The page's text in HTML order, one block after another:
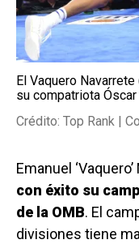
El Vaquero
su compatriota
Crédito: Top Rank |
Emanuel
con éxito su
de la OMB. El
divisiones tiene